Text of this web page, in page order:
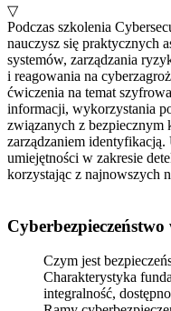
▽
Podczas szkolenia
nauczysz się praktycznych
systemów, zarządzania
i reagowania na
ćwiczenia na temat
informacji, wykorzystania
związanych z bezpiecznym
zarządzaniem
umiejętności w zakresie
korzystając z najnowszych
Czym jest
Charakterystyka
integralność,